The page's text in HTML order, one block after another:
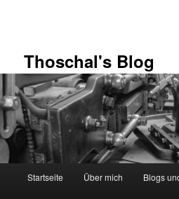
Thoschal's Blog
Startseite Über mich Blogs